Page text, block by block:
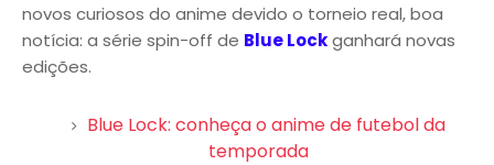
novos curiosos do anime devido o torneio real, boa
notícia: a série spin-off de Blue Lockganhará novas
edições.
Blue Lock: conheça o anime de futebol da
temporada